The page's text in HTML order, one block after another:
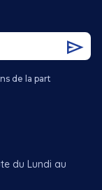
de la part
du Lundi au